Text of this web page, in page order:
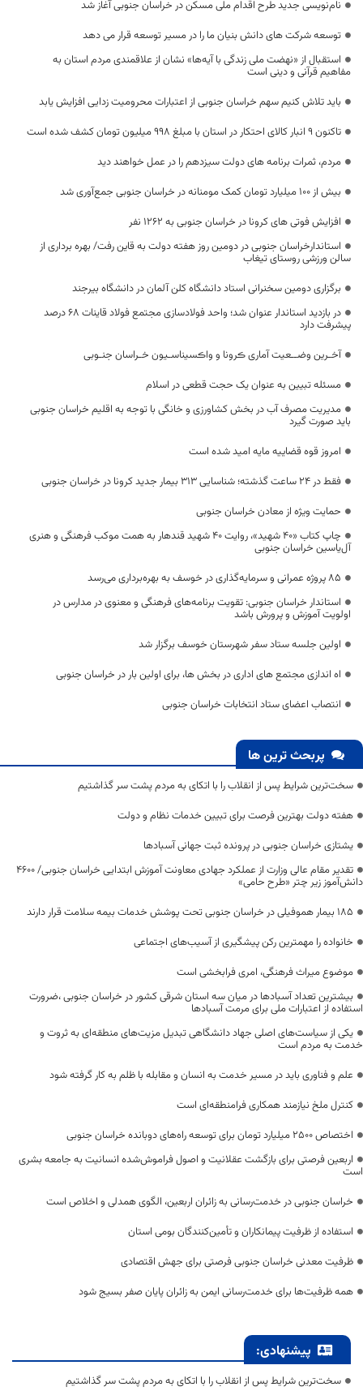
نام‌نویسی جدید طرح اقدام ملی مسکن در خراسان جنوبی آغاز شد
توسعه شرکت‌ های دانش‌ بنیان ما را در مسیر توسعه قرار می دهد
استقبال از «نهضت ملی زندگی با آیه‌ها» نشان از علاقمندی مردم استان به
مفاهیم قرآنی و دینی است
باید تلاش کنیم سهم خراسان جنوبی از اعتبارات محرومیت زدایی افزایش یابد
تاکنون 9 انبار کالای احتکار در استان با مبلغ 998 میلیون تومان کشف شده است
مردم، ثمرات برنامه های دولت سیزدهم را در عمل خواهند دید
بیش از ۱۰۰ میلیارد تومان کمک مومنانه در خراسان جنوبی جمع‌آوری شد
افزایش فوتی های کرونا در خراسان جنوبی به 1262 نفر
استاندارخراسان جنوبی در دومین روز هفته دولت به قاین رفت/ بهره برداری از
سالن ورزشی روستای تیغاب
برگزاری دومین سخنرانی استاد دانشگاه کلن آلمان در دانشگاه بیرجند
در بازدید استاندار عنوان شد؛ واحد فولادسازی مجتمع فولاد قاینات ۶۸ درصد
پیشرفت دارد
آخـرین وضــعیت آماری ڪرونا و واڪسیناسـیون خـراسان جنـوبی
مسئله تبیین به عنوان یک حجت قطعی در اسلام
مدیریت مصرف آب در بخش کشاورزی و خانگی با توجه به اقلیم خراسان جنوبی
باید صورت گیرد
امروز قوه قضاییه مایه امید شده است
فقط در 24 ساعت گذشته؛ شناسایی 313 بیمار جدید کرونا در خراسان جنوبی
حمایت ویژه از معادن خراسان جنوبی
چاپ کتاب «۴۰ شهید»، روایت ۴۰ شهید قندهار به همت موکب فرهنگی و هنری
آل‌یاسین خراسان جنوبی
۸۵ پروژه عمرانی و سرمایه‌گذاری در خوسف به بهره‌برداری می‌رسد
استاندار خراسان جنوبی: تقویت برنامه‌های فرهنگی و معنوی در مدارس در
اولویت آموزش و پرورش باشد
اولین جلسه ستاد سفر شهرستان خوسف برگزار شد
اه اندازی مجتمع های اداری در بخش ها، برای اولین بار در خراسان جنوبی
انتصاب اعضای ستاد انتخابات خراسان جنوبی
پربحث ترین ها
سخت‌ترین شرایط پس از انقلاب را با اتکای به مردم پشت سر گذاشتیم
هفته دولت بهترین فرصت برای تبیین خدمات نظام و دولت
یشتازی خراسان جنوبی در پرونده ثبت جهانی آسبادها
تقدیر مقام عالی وزارت از عملکرد جهادی معاونت آموزش ابتدایی خراسان جنوبی/ ۴۶۰۰
دانش‌آموز زیر چتر «طرح حامی»
۱۸۵ بیمار هموفیلی در خراسان جنوبی تحت پوشش خدمات بیمه سلامت قرار دارند
خانواده را مهمترین رکن پیشگیری از آسیب‌های اجتماعی
موضوع میراث فرهنگی، امری فرابخشی است
بیشترین تعداد آسبادها در میان سه استان شرقی کشور در خراسان جنوبی ،ضرورت
استفاده از اعتبارات ملی برای مرمت آسبادها
یکی از سیاست‌های اصلی جهاد دانشگاهی تبدیل مزیت‌های منطقه‌ای به ثروت و
خدمت به مردم است
علم و فناوری باید در مسیر خدمت به انسان و مقابله با ظلم به کار گرفته شود
کنترل ملخ نیازمند همکاری فرامنطقه‌ای است
اختصاص 2500 میلیارد تومان برای توسعه راه‌های دوبانده خراسان جنوبی
اربعین فرصتی برای بازگشت عقلانیت و اصول فراموش‌شده انسانیت به جامعه بشری
است
خراسان جنوبی در خدمت‌رسانی به زائران اربعین، الگوی همدلی و اخلاص است
استفاده از ظرفیت پیمانکاران و تأمین‌کنندگان بومی استان
ظرفیت معدنی خراسان جنوبی فرصتی برای جهش اقتصادی
همه ظرفیت‌ها برای خدمت‌رسانی ایمن به زائران پایان صفر بسیج شود
پیشنهادی:
سخت‌ترین شرایط پس از انقلاب را با اتکای به مردم پشت سر گذاشتیم